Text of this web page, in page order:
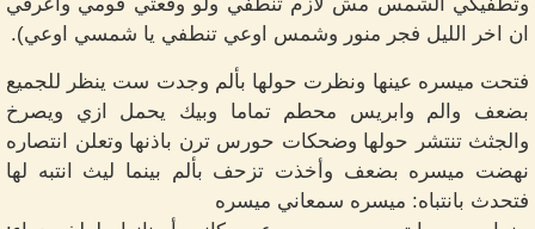
ان اخر الليل فجر منور وشمس اوعي تنطفي يا شمسي اوعي).
فتحت ميسره عينها ونظرت حولها بألم وجدت ست ينظر للجميع
بضعف والم وابريس محطم تماما وبيك يحمل ازي ويصرخ
والجثث تنتشر حولها وضحكات حورس ترن باذنها وتعلن انتصاره
نهضت ميسره بضعف وأخذت تزحف بألم بينما ليث انتبه لها
فتحدث بانتباه: ميسره سمعاني ميسره